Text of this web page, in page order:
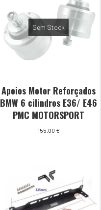
Sem Stock
Apoios Motor Reforçados
BMW 6 cilindros E36/ E46
PMC MOTORSPORT
155,00 €